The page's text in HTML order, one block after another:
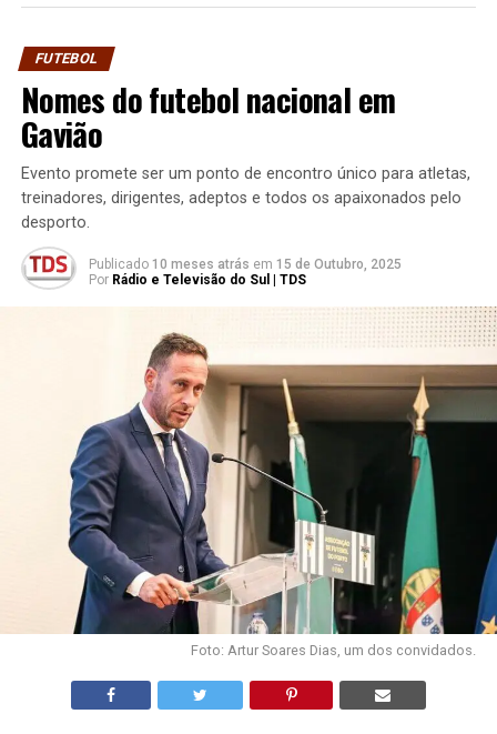
FUTEBOL
Nomes do futebol nacional em
Gavião
Evento promete ser um ponto de encontro único para atletas,
treinadores, dirigentes, adeptos e todos os apaixonados pelo
desporto.
Publicado 10 meses atrás em 15 de Outubro, 2025
Por Rádio e Televisão do Sul | TDS
Foto: Artur Soares Dias, um dos convidados.